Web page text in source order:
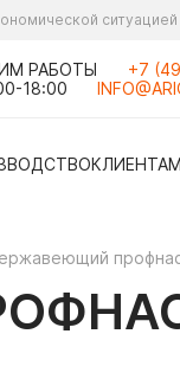
РАБОТЫ
18:00
+7
КЛИЕНТАМ